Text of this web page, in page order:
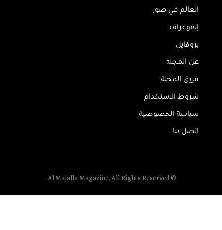
العالم في صور
إنفوغراف
بروفايل
عن المجلة
فريق المجلة
شروط الاستخدام
سياسة الخصوصية
اتصل بنا
© Al Majalla Magazine. All Rights Reserved.